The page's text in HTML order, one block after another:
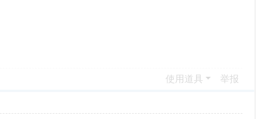
使用道具 举报